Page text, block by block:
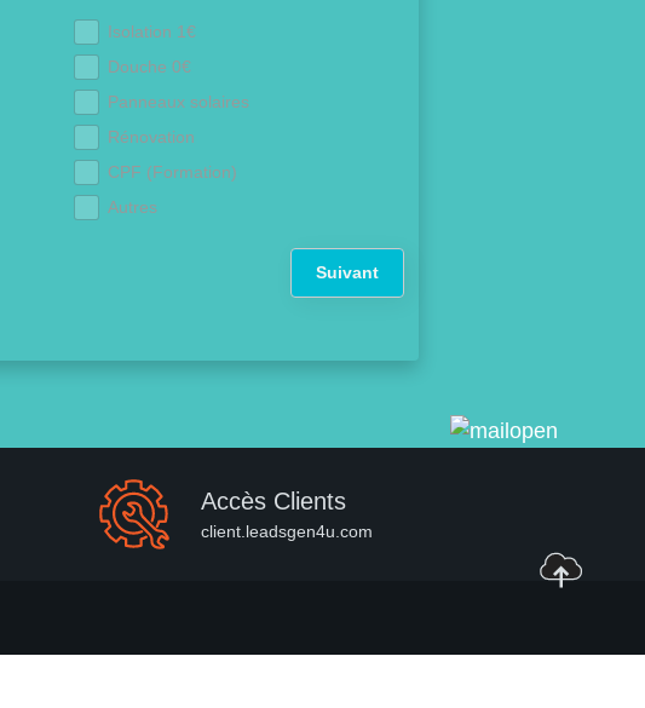
Isolation 1€
Douche 0€
Panneaux solaires
Rénovation
CPF (Formation)
Autres
Suivant
Accès Clients
client.leadsgen4u.com